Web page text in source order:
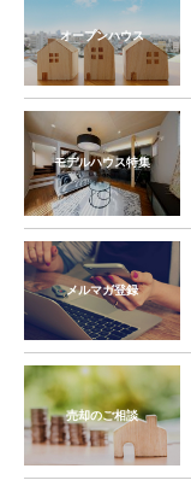
オープンハウス
モデルハウス特集
メルマガ登録
売却のご相談